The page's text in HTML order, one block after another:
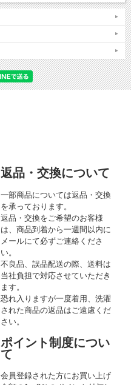
返品・交換について
一部商品については返品・交換
を承っております。
返品・交換をご希望のお客様
は、商品到着から一週間以内に
メールにて必ずご連絡くださ
い。
不良品、誤品配送の際、送料は
当社負担で対応させていただき
ます。
恐れ入りますが一度着用、洗濯
された商品の返品はご遠慮くだ
さい。
ポイント制度につい
て
会員登録された方にお買い上げ